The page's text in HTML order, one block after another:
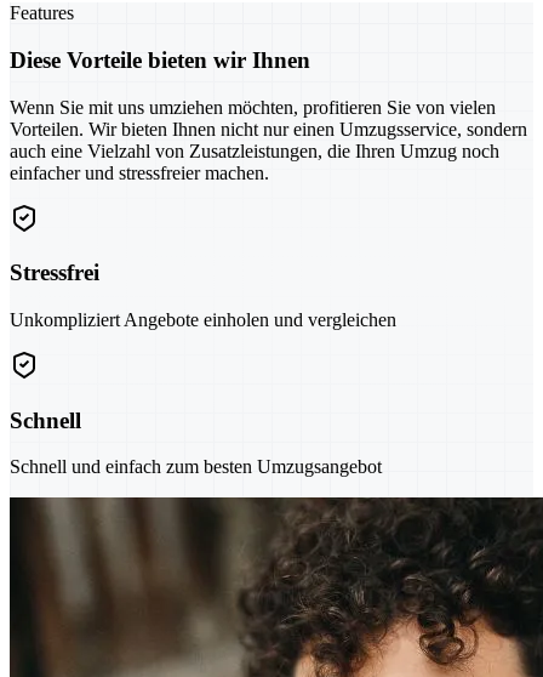
Features
Diese Vorteile bieten wir Ihnen
Wenn Sie mit uns umziehen möchten, profitieren Sie von vielen
Vorteilen. Wir bieten Ihnen nicht nur einen Umzugsservice, sondern
auch eine Vielzahl von Zusatzleistungen, die Ihren Umzug noch
einfacher und stressfreier machen.
Stressfrei
Unkompliziert Angebote einholen und vergleichen
Schnell
Schnell und einfach zum besten Umzugsangebot